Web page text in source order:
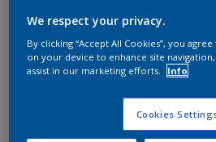
Ajouter à la liste
We respect your privacy.
By clicking “Accept All Cookies”, you
on your device to enhance site navigation,
assist in our marketing efforts.
Info
Cookies